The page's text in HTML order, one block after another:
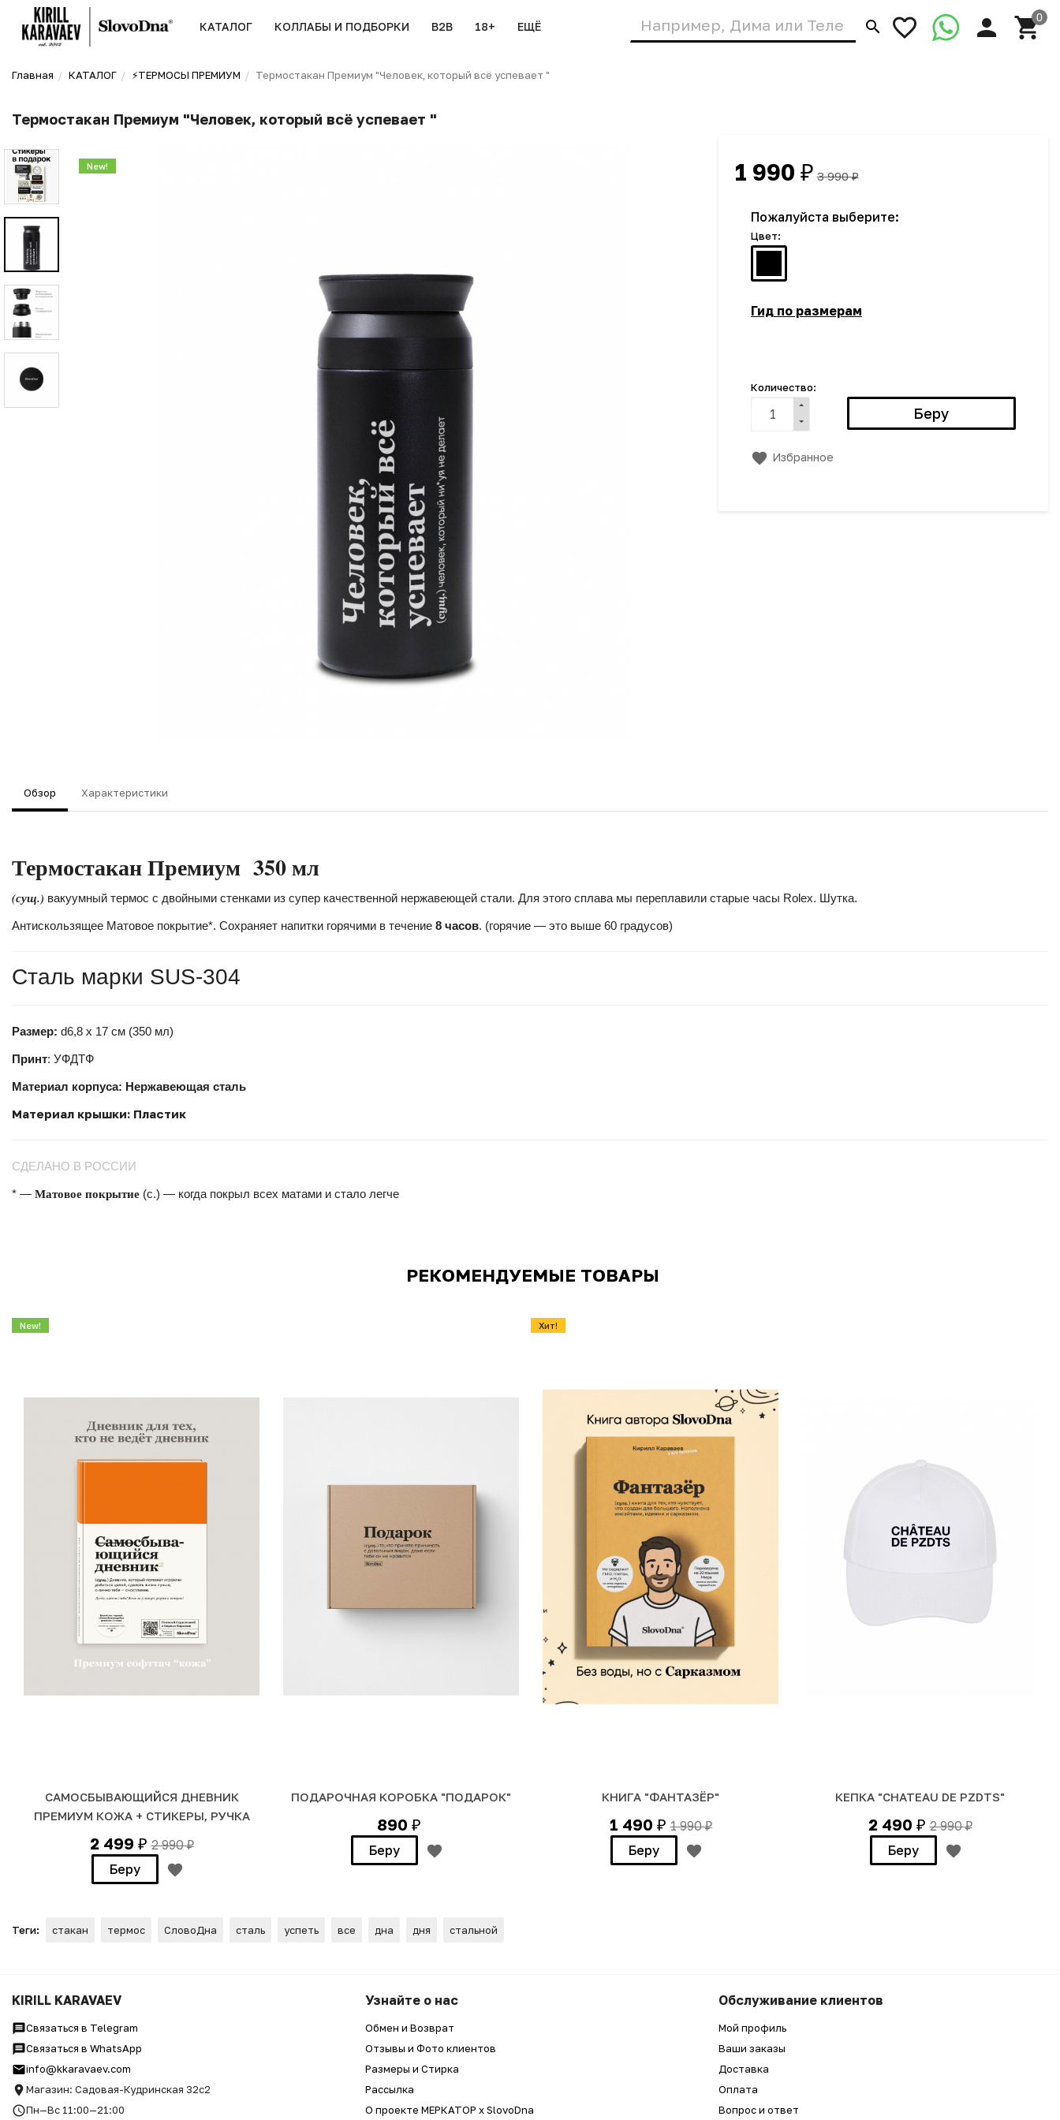
КАТАЛОГ КОЛЛАБЫ И ПОДБОРКИ B2B 18+ ЕЩЁ
Главная КАТАЛОГ ⚡️ТЕРМОСЫ ПРЕМИУМ Термостакан Премиум "Человек, который всё успевает "
Термостакан Премиум "Человек, который всё успевает "
New! 1 990 ₽ 3 990₽
Пожалуйста выберите:
Цвет:
Гид по размерам
Количество:
Избранное
Обзор Характеристики
Термостакан Премиум 350 мл
(сущ.) вакуумный термос с двойными стенками из супер качественной нержавеющей стали. Для этого сплава мы переплавили старые часы Rolex. Шутка.
Антискользящее Матовое покрытие*. Сохраняет напитки горячими в течение 8 часов. (горячие — это выше 60 градусов)
Сталь марки SUS-304
Размер: d6,8 х 17 см (350 мл)
Принт: УФДТФ
Материал корпуса: Нержавеющая сталь
Материал крышки: Пластик
СДЕЛАНО В РОССИИ
* — Матовое покрытие (с.) — когда покрыл всех матами и стало легче
РЕКОМЕНДУЕМЫЕ ТОВАРЫ
САМОСБЫВАЮЩИЙСЯ ДНЕВНИК
ПРЕМИУМ КОЖА + СТИКЕРЫ, РУЧКА
2 499 ₽ 2 990₽
Беру
New!
ПОДАРОЧНАЯ КОРОБКА "ПОДАРОК"
890 ₽
Беру
КНИГА "ФАНТАЗЁР"
1 490 ₽ 1 990₽
Беру
Хит!
КЕПКА "CHATEAU DE PZDTS"
2 490 ₽ 2 990₽
Беру
Теги: стакан термос СловоДна сталь успеть все дна дня стальной
KIRILL KARAVAEV
Связаться в Telegram
Связаться в WhatsApp
info@kkaravaev.com
Магазин: Садовая-Кудринская 32с2
Пн—Вс 11:00—21:00
Узнайте о нас
Обмен и Возврат
Отзывы и Фото клиентов
Размеры и Стирка
Рассылка
О проекте МЕРКАТОР x SlovoDna
Обслуживание клиентов
Мой профиль
Ваши заказы
Доставка
Оплата
Вопрос и ответ